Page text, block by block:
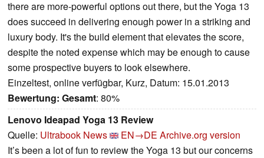
there are more-powerful options out there, but the Yoga 13
does succeed in delivering enough power in a striking and
luxury body. It's the build element that elevates the score,
despite the noted expense which may be enough to cause
some prospective buyers to look elsewhere.
Einzeltest, online verfügbar, Kurz, Datum: 15.01.2013
Bewertung: Gesamt: 80%
Lenovo Ideapad Yoga 13 Review
Quelle: Ultrabook News EN→DE Archive.org version
It’s been a lot of fun to review the Yoga 13 but our concerns